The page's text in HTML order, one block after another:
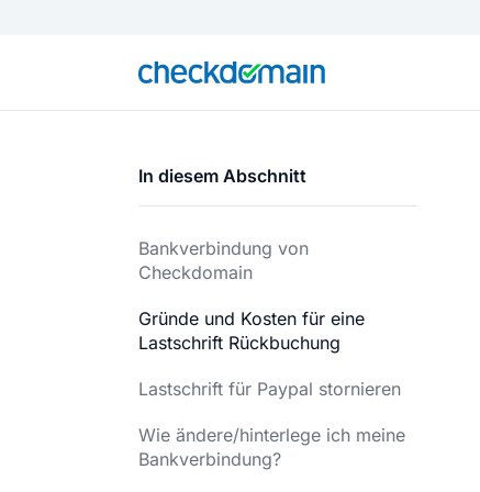
In diesem Abschnitt
Bankverbindung von
Checkdomain
Gründe und Kosten für eine
Lastschrift Rückbuchung
Lastschrift für Paypal stornieren
Wie ändere/hinterlege ich meine
Bankverbindung?